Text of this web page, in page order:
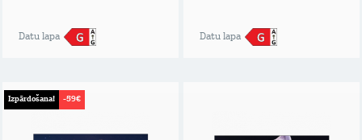
Datu lapa Datu lapa
Izpārdošana! -59€